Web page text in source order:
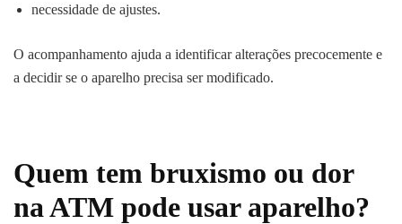
necessidade de ajustes.
O acompanhamento ajuda a identificar alterações precocemente e
a decidir se o aparelho precisa ser modificado.
Quem tem bruxismo ou dor
na ATM pode usar aparelho?